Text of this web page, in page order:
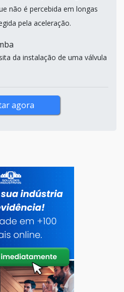
não é percebida em longas
pela aceleração.
da instalação de uma válvula
agora